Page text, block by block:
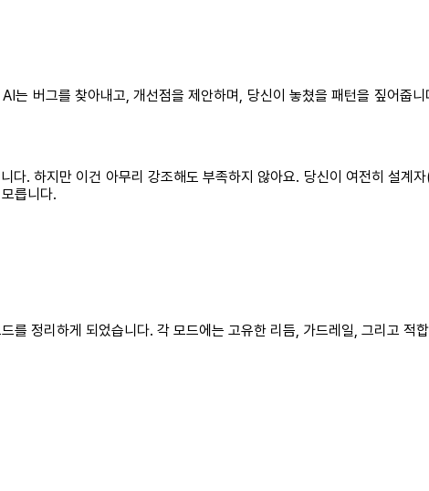
버그를 찾아내고, 개선점을 제안하며, 당신이 놓쳤을 패턴을 짚어줍
다. 하지만 이건 아무리 강조해도 부족하지 않아요. 당신이 여전히 설
릅니다.
를 정리하게 되었습니다. 각 모드에는 고유한 리듬, 가드레일, 그리고 적